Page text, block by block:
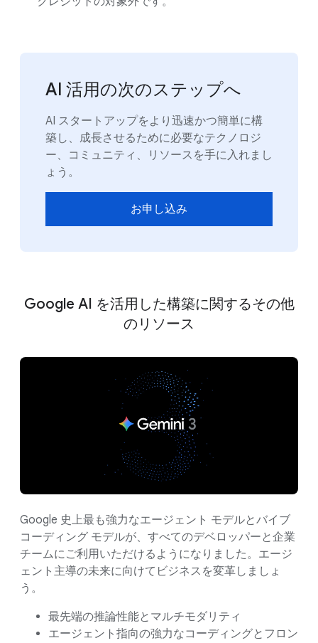
AI 活用の次のステップへ
AI スタートアップをより迅速かつ簡単に構
築し、成長させるために必要なテクノロジ
ー、コミュニティ、リソースを手に入れまし
ょう。
お申し込み
Google AI を活用した構築に関するその他
のリソース
Google 史上最も強力なエージェント モデルとバイブ
コーディング モデルが、すべてのデベロッパーと企業
チームにご利用いただけるようになりました。エージ
ェント主導の未来に向けてビジネスを変革しましょ
う。
最先端の推論性能とマルチモダリティ
エージェント指向の強力なコーディングとフロン